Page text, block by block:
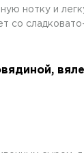
нотку и
со